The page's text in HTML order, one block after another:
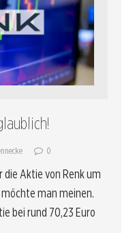
0
Aktie von Renk um
möchte man meinen.
bei rund 70,23 Euro